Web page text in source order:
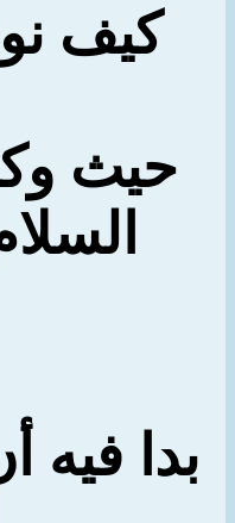
كيف
حيث
بدا فيه